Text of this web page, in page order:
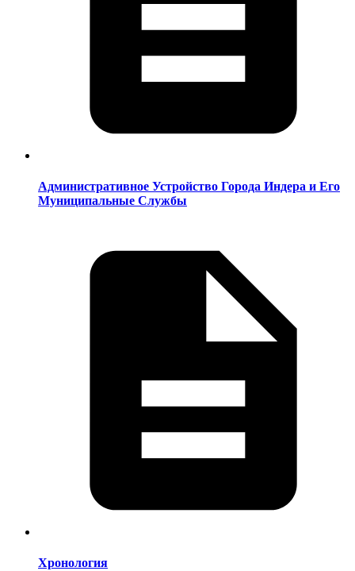
Административное Устройство Города Индера и Его
Муниципальные Службы
Хронология